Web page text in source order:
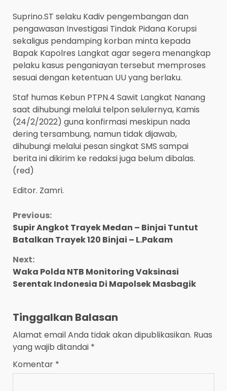
Suprino.ST selaku Kadiv pengembangan dan
pengawasan Investigasi Tindak Pidana Korupsi
sekaligus pendamping korban minta kepada
Bapak Kapolres Langkat agar segera menangkap
pelaku kasus penganiayan tersebut memproses
sesuai dengan ketentuan UU yang berlaku.
Staf humas Kebun PTPN.4 Sawit Langkat Nanang
saat dihubungi melalui telpon selulernya, Kamis
(24/2/2022) guna konfirmasi meskipun nada
dering tersambung, namun tidak dijawab,
dihubungi melalui pesan singkat SMS sampai
berita ini dikirim ke redaksi juga belum dibalas.
(red)
Editor. Zamri.
Continue
Reading
Previous:
Supir Angkot Trayek Medan – Binjai Tuntut
Batalkan Trayek 120 Binjai – L.Pakam
Next:
Waka Polda NTB Monitoring Vaksinasi
Serentak Indonesia Di Mapolsek Masbagik
Tinggalkan Balasan
Alamat email Anda tidak akan dipublikasikan. Ruas
yang wajib ditandai *
Komentar *